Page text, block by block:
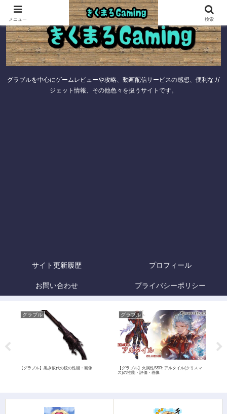
グラブルを中心にゲームレビューや攻略、動画配信サービスの感想、便利なガ
ジェット情報、その他色々を扱うサイトです。
サイト更新履歴 プロフィール
お問い合わせ プライバシーポリシー
グラブル
【グラブル】黒き依代の銃の性能・画像
グラブル
【グラブル】火属性SSR: アルタイル(クリスマ
ス)の性能・評価・画像
メニュー 検索